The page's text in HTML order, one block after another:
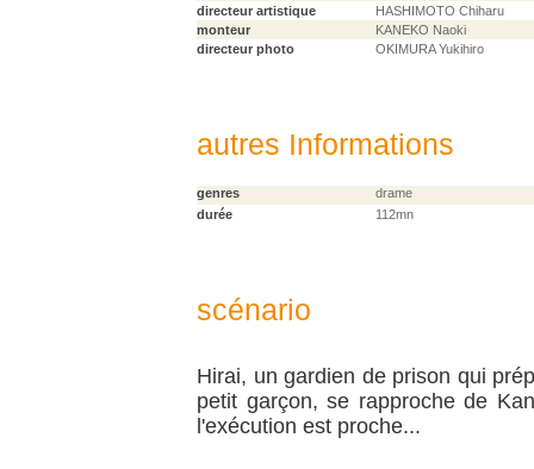
directeur artistique
HASHIMOTO Chiharu
monteur
KANEKO Naoki
directeur photo
OKIMURA Yukihiro
autres Informations
genres
drame
durée
112mn
scénario
Hirai, un gardien de prison qui
petit garçon, se rapproche de
l'exécution est proche...